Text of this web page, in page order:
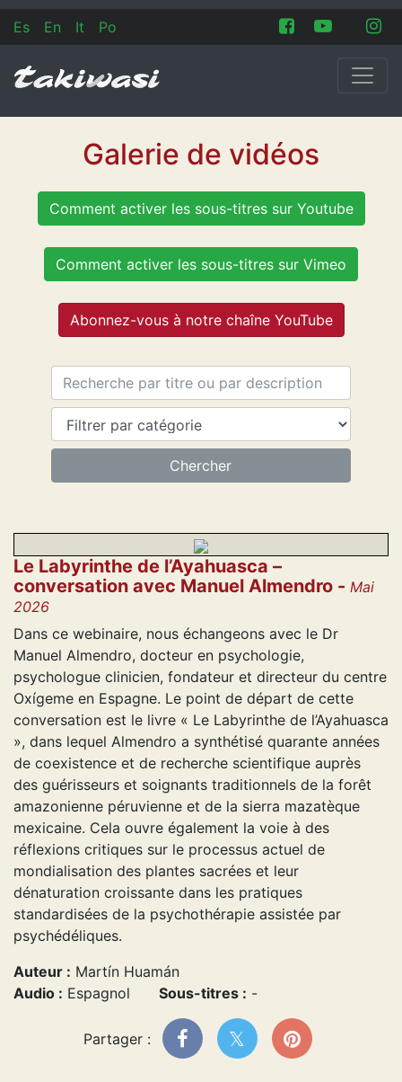
Es En It Po
Galerie de vidéos
Comment activer les sous-titres sur Youtube
Comment activer les sous-titres sur Vimeo
Abonnez-vous à notre chaîne YouTube
Le Labyrinthe de l’Ayahuasca –
conversation avec Manuel Almendro - Mai
2026
Dans ce webinaire, nous échangeons avec le Dr
Manuel Almendro, docteur en psychologie,
psychologue clinicien, fondateur et directeur du centre
Oxígeme en Espagne. Le point de départ de cette
conversation est le livre « Le Labyrinthe de l’Ayahuasca
», dans lequel Almendro a synthétisé quarante années
de coexistence et de recherche scientifique auprès
des guérisseurs et soignants traditionnels de la forêt
amazonienne péruvienne et de la sierra mazatèque
mexicaine. Cela ouvre également la voie à des
réflexions critiques sur le processus actuel de
mondialisation des plantes sacrées et leur
dénaturation croissante dans les pratiques
standardisées de la psychothérapie assistée par
psychédéliques.
Auteur : Martín Huamán
Audio : Espagnol Sous-titres : -
Partager :